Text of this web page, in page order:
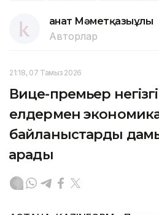
Қанат Мәметқазыұлы
Авторлар
21:18, 07 Тамыз 2026
Вице-премьер
елдермен
байланыстарды
қарады